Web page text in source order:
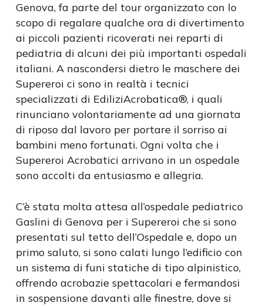
Genova, fa parte del tour organizzato con lo
scopo di regalare qualche ora di divertimento
ai piccoli pazienti ricoverati nei reparti di
pediatria di alcuni dei più importanti ospedali
italiani. A nascondersi dietro le maschere dei
Supereroi ci sono in realtà i tecnici
specializzati di EdiliziAcrobatica®, i quali
rinunciano volontariamente ad una giornata
di riposo dal lavoro per portare il sorriso ai
bambini meno fortunati. Ogni volta che i
Supereroi Acrobatici arrivano in un ospedale
sono accolti da entusiasmo e allegria.
C’è stata molta attesa all’ospedale pediatrico
Gaslini di Genova per i Supereroi che si sono
presentati sul tetto dell’Ospedale e, dopo un
primo saluto, si sono calati lungo l’edificio con
un sistema di funi statiche di tipo alpinistico,
offrendo acrobazie spettacolari e fermandosi
in sospensione davanti alle finestre, dove si